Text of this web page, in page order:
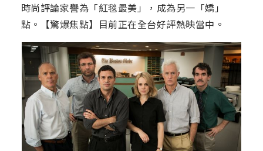
時尚評論家譽為「紅毯最美」，成為另一「嬌」
點。【驚爆焦點】目前正在全台好評熱映當中。